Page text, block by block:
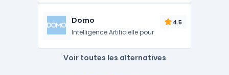
Domo 4.5
Intelligence Artificielle pour
Voir toutes les alternatives